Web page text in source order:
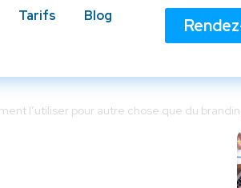
Tarifs Blog
l’utiliser pour autre chose que du
pour autre